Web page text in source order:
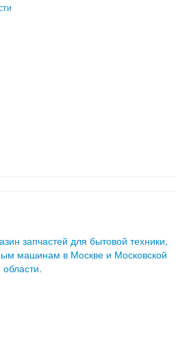
запчастей для бытовой техники,
машинам в Москве и Московской
области.